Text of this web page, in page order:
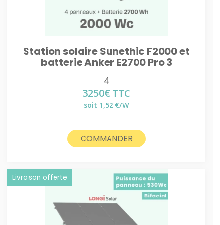
Station solaire Sunethic F2000 et
batterie Anker E2700 Pro 3
4
3250€ TTC
soit 1,52 €/W
COMMANDER
Livraison offerte